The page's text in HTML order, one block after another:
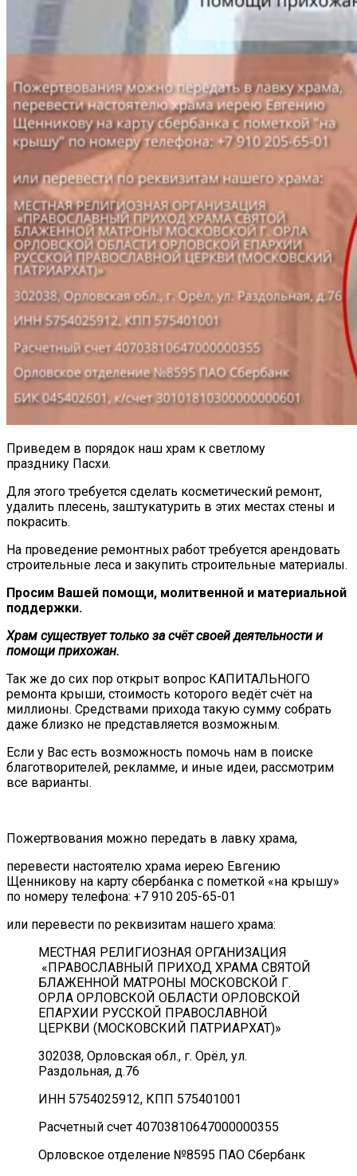
Приведем в порядок наш храм к светлому
празднику Пасхи.
Для этого требуется сделать косметический ремонт,
удалить плесень, заштукатурить в этих местах стены и
покрасить.
На проведение ремонтных работ требуется арендовать
строительные леса и закупить строительные материалы.
Просим Вашей помощи, молитвенной и материальной
поддержки.
Храм существует только за счёт своей деятельности и
помощи прихожан.
Так же до сих пор открыт вопрос КАПИТАЛЬНОГО
ремонта крыши, стоимость которого ведёт счёт на
миллионы. Средствами прихода такую сумму собрать
даже близко не представляется возможным.
Если у Вас есть возможность помочь нам в поиске
благотворителей, рекламме, и иные идеи, рассмотрим
все варианты.
Пожертвования можно передать в лавку храма,
перевести настоятелю храма иерею Евгению
Щенникову на карту сбербанка с пометкой «на крышу»
по номеру телефона: +7 910 205-65-01
или перевести по реквизитам нашего храма:
МЕСТНАЯ РЕЛИГИОЗНАЯ ОРГАНИЗАЦИЯ
«ПРАВОСЛАВНЫЙ ПРИХОД ХРАМА СВЯТОЙ
БЛАЖЕННОЙ МАТРОНЫ МОСКОВСКОЙ Г.
ОРЛА ОРЛОВСКОЙ ОБЛАСТИ ОРЛОВСКОЙ
ЕПАРХИИ РУССКОЙ ПРАВОСЛАВНОЙ
ЦЕРКВИ (МОСКОВСКИЙ ПАТРИАРХАТ)»
302038, Орловская обл., г. Орёл, ул.
Раздольная, д.76
ИНН 5754025912, КПП 575401001
Расчетный счет 40703810647000000355
Орловское отделение №8595 ПАО Сбербанк